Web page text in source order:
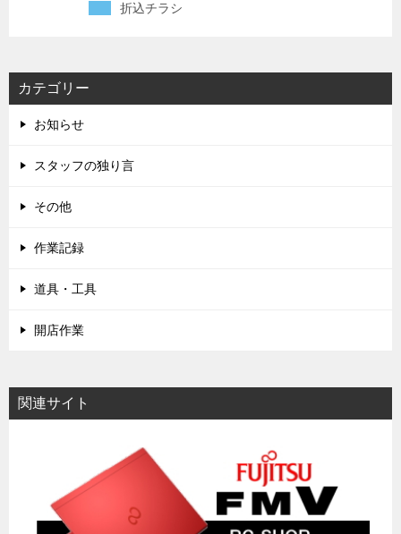
折込チラシ
カテゴリー
お知らせ
スタッフの独り言
その他
作業記録
道具・工具
開店作業
関連サイト